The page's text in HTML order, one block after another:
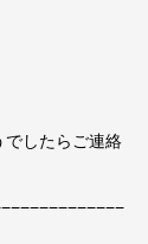
したらご連絡